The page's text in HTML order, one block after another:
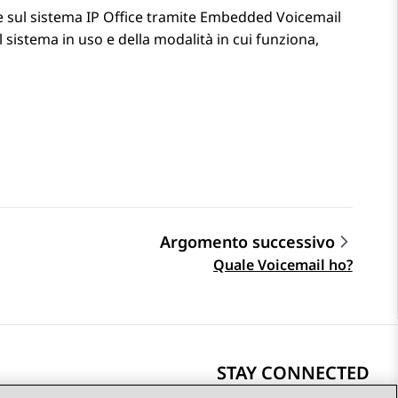
sul sistema IP Officetramite Embedded Voicemail
in uso e della modalità in cui funziona,
Argomento successivo
Quale Voicemail ho?
STAY CONNECTED